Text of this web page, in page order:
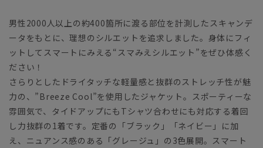
男性2000人以上の約400箇所に渡る部位を計測したスキャンデ
ータをもとに、理想のシルエットを追求しました。身体にフィ
ットしてスマートにみえる“スマみえシルエット”をぜひ体感く
ださい！
さらりとしたドライタッチな軽量感と抜群のストレッチ性が魅
力の、”Breeze Cool”を使用したジャケット。スポーティーな
雰囲気で、タイドアップにもTシャツ合わせにも対応する着回
し力抜群の1着です。定番の「ブラック」「ネイビー」に加
え、ニュアンス感のある「グレージュ」の3色展開。スマート